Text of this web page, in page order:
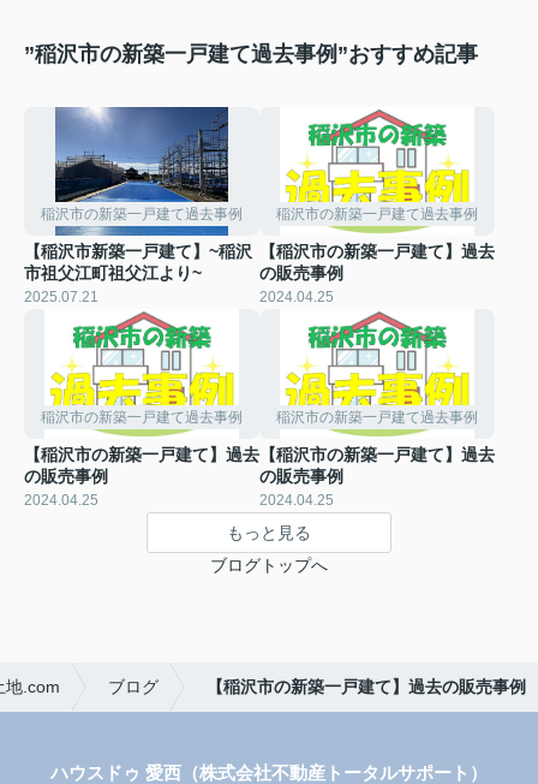
”稲沢市の新築一戸建て過去事例”おすすめ記事
稲沢市の新築一戸建て過去事例
【稲沢市新築一戸建て】~稲沢
市祖父江町祖父江より~
2025.07.21
稲沢市の新築一戸建て過去事例
【稲沢市の新築一戸建て】過去
の販売事例
2024.04.25
稲沢市の新築一戸建て過去事例
【稲沢市の新築一戸建て】過去
の販売事例
2024.04.25
稲沢市の新築一戸建て過去事例
【稲沢市の新築一戸建て】過去
の販売事例
2024.04.25
もっと見る
ブログトップへ
地.com ブログ 【稲沢市の新築一戸建て】過去の販売事例
ハウスドゥ 愛西（株式会社不動産トータルサポート）